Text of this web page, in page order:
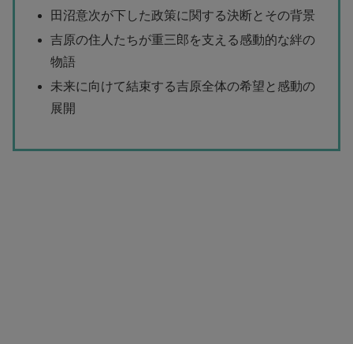
田沼意次が下した政策に関する決断とその背景
吉原の住人たちが重三郎を支える感動的な絆の
物語
未来に向けて結束する吉原全体の希望と感動の
展開